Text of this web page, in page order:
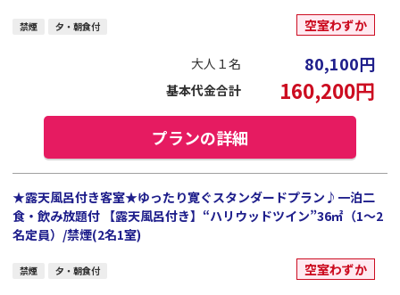
禁煙 夕・朝食付 空室わずか
大人１名 80,100円
基本代金合計 160,200円
プランの詳細
★露天風呂付き客室★ゆったり寛ぐスタンダードプラン♪一泊二
食・飲み放題付 【露天風呂付き】“ハリウッドツイン”36㎡（1～2
名定員）/禁煙(2名1室)
禁煙 夕・朝食付 空室わずか